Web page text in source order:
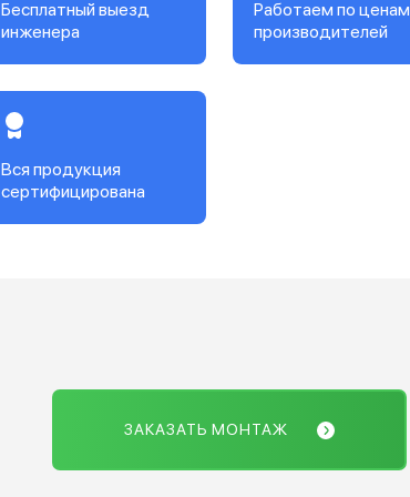
Бесплатный выезд
инженера
Работаем по ценам
производителей
Вся продукция
сертифицирована
ЗАКАЗАТЬ МОНТАЖ